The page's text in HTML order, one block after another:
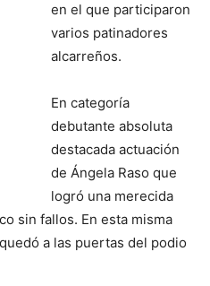
en el que participaron
varios patinadores
alcarreños.
En categoría
debutante absoluta
destacada actuación
de Ángela Raso que
logró una merecida
sin fallos. En esta misma
a las puertas del podio